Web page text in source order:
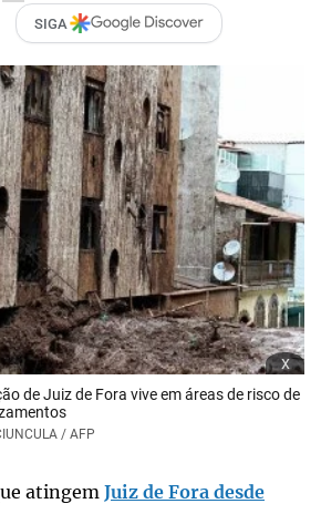
SIGA
x
de Juiz de Fora vive em áreas de risco de
/ AFP
atingem Juiz de Fora desde